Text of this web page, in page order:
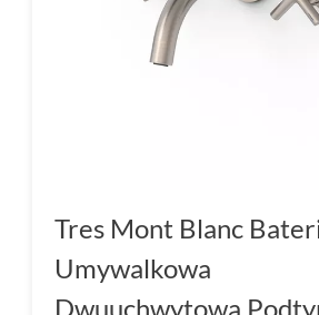
Tres Mont Blanc
Umywalkowa
Dwuuchwytowa